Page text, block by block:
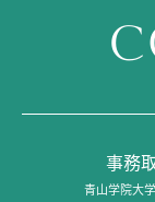
事務
青山学院大